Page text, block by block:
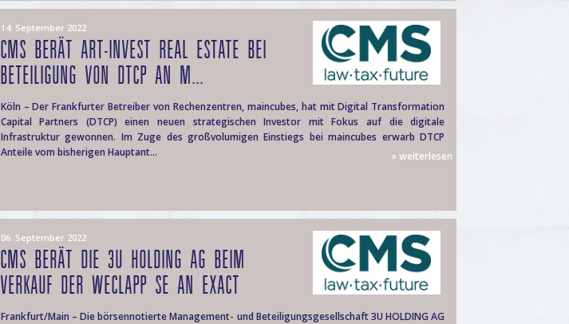
14. September 2022
CMS BERÄT ART-INVEST REAL ESTATE BEI
BETEILIGUNG VON DTCP AN M...
Köln – Der Frankfurter Betreiber von Rechenzentren, maincubes, hat mit Digital Transformation
Capital Partners (DTCP) einen neuen strategischen Investor mit Fokus auf die digitale
Infrastruktur gewonnen. Im Zuge des großvolumigen Einstiegs bei maincubes erwarb DTCP
Anteile vom bisherigen Hauptant...
» weiterlesen
06. September 2022
CMS BERÄT DIE 3U HOLDING AG BEIM
VERKAUF DER WECLAPP SE AN EXACT
Frankfurt/Main – Die börsennotierte Management- und Beteiligungsgesellschaft 3U HOLDING AG